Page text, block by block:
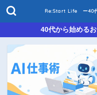
Re:Start Life ー40
40代から始める